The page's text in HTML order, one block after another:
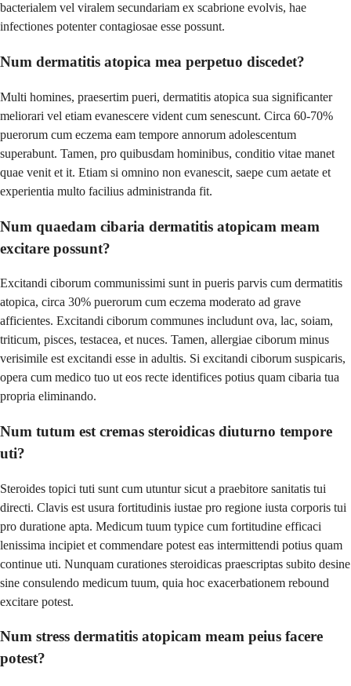
bacterialem vel viralem secundariam ex scabrione evolvis, hae
infectiones potenter contagiosae esse possunt.
Num dermatitis atopica mea perpetuo discedet?
Multi homines, praesertim pueri, dermatitis atopica sua significanter
meliorari vel etiam evanescere vident cum senescunt. Circa 60-70%
puerorum cum eczema eam tempore annorum adolescentum
superabunt. Tamen, pro quibusdam hominibus, conditio vitae manet
quae venit et it. Etiam si omnino non evanescit, saepe cum aetate et
experientia multo facilius administranda fit.
Num quaedam cibaria dermatitis atopicam meam
excitare possunt?
Excitandi ciborum communissimi sunt in pueris parvis cum dermatitis
atopica, circa 30% puerorum cum eczema moderato ad grave
afficientes. Excitandi ciborum communes includunt ova, lac, soiam,
triticum, pisces, testacea, et nuces. Tamen, allergiae ciborum minus
verisimile est excitandi esse in adultis. Si excitandi ciborum suspicaris,
opera cum medico tuo ut eos recte identifices potius quam cibaria tua
propria eliminando.
Num tutum est cremas steroidicas diuturno tempore
uti?
Steroides topici tuti sunt cum utuntur sicut a praebitore sanitatis tui
directi. Clavis est usura fortitudinis iustae pro regione iusta corporis tui
pro duratione apta. Medicum tuum typice cum fortitudine efficaci
lenissima incipiet et commendare potest eas intermittendi potius quam
continue uti. Nunquam curationes steroidicas praescriptas subito desine
sine consulendo medicum tuum, quia hoc exacerbationem rebound
excitare potest.
Num stress dermatitis atopicam meam peius facere
potest?